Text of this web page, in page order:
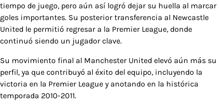
tiempo de juego, pero aún así logró dejar su huella al marcar
goles importantes. Su posterior transferencia al Newcastle
United le permitió regresar a la Premier League, donde
continuó siendo un jugador clave.
Su movimiento final al Manchester United elevó aún más su
perfil, ya que contribuyó al éxito del equipo, incluyendo la
victoria en la Premier League y anotando en la histórica
temporada 2010-2011.